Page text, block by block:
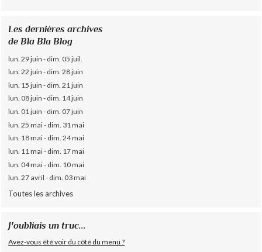
Les dernières archives
de Bla Bla Blog
lun. 29 juin - dim. 05 juil.
lun. 22 juin - dim. 28 juin
lun. 15 juin - dim. 21 juin
lun. 08 juin - dim. 14 juin
lun. 01 juin - dim. 07 juin
lun. 25 mai - dim. 31 mai
lun. 18 mai - dim. 24 mai
lun. 11 mai - dim. 17 mai
lun. 04 mai - dim. 10 mai
lun. 27 avril - dim. 03 mai
Toutes les archives
J'oubliais un truc...
Avez-vous été voir du côté du menu ?